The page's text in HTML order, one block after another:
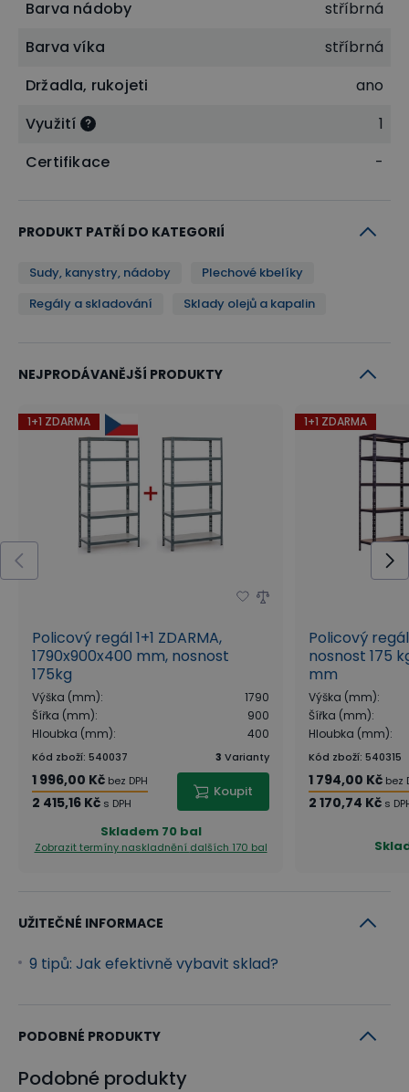
Barva nádoby
stříbrná
Barva víka
stříbrná
Držadla, rukojeti
ano
Využití
1
Certifikace
-
PRODUKT PATŘÍ DO KATEGORIÍ
Sudy, kanystry, nádoby
Plechové kbelíky
Regály a skladování
Sklady olejů a kapalin
NEJPRODÁVANĚJŠÍ PRODUKTY
1+1 ZDARMA
Policový regál 1+1 ZDARMA,
1790x900x400 mm, nosnost
175kg
Výška (mm):
1790
Šířka (mm):
900
Hloubka (mm): 400
Kód zboží: 540037 3 Varianty
1 996,00 Kč bez DPH
2 415,16 Kč s DPH
Koupit
Skladem 70 bal
Zobrazit termíny naskladnění dalších 170 bal
1+1 ZDARMA
Policový regál
nosnost 175
mm
Výška (mm):
Šířka (mm):
Hloubka (mm):
Kód zboží: 540315
1 794,00 Kč bez
2 170,74 Kč s
UŽITEČNÉ INFORMACE
9 tipů: Jak efektivně vybavit sklad?
PODOBNÉ PRODUKTY
Podobné produkty